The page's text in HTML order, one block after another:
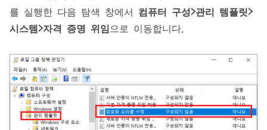
를 실행한 다음 탐색 창에서 컴퓨터 구성>관리 템플릿>
시스템>자격 증명 위임 으로 이동합니다.